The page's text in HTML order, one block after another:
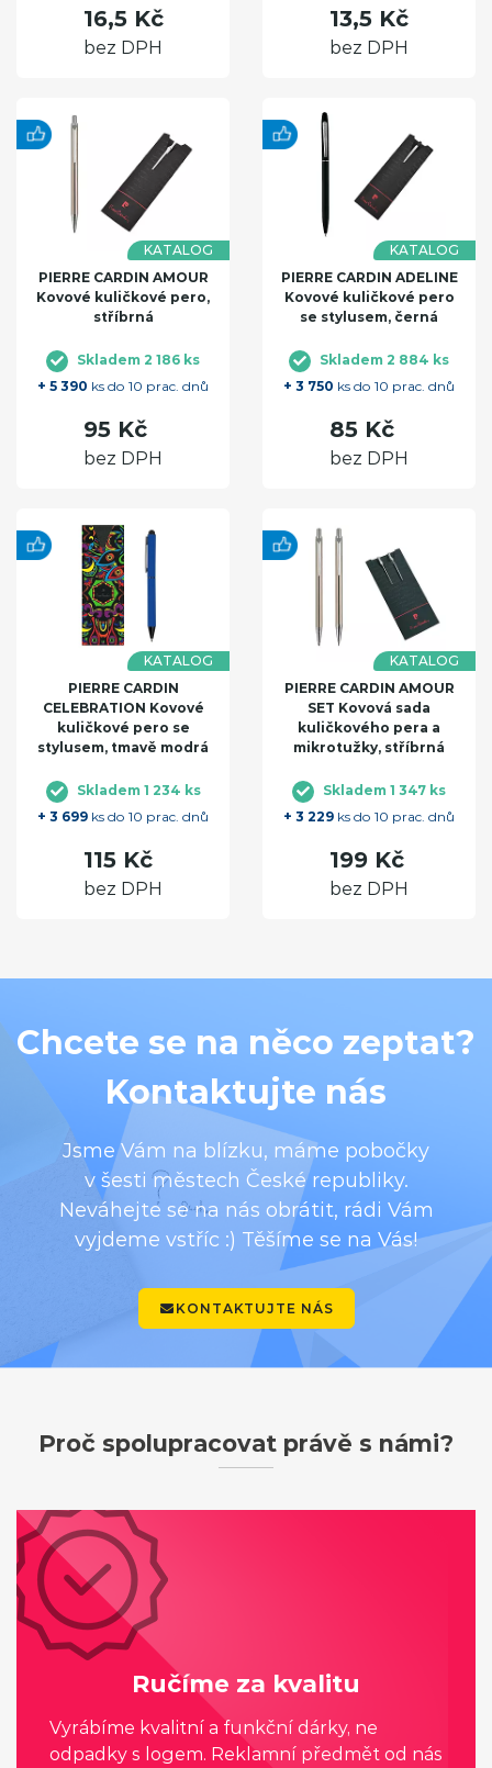
16,5 Kč
bez DPH
13,5 Kč
bez DPH
KATALOG
PIERRE CARDIN AMOUR
Kovové kuličkové pero,
stříbrná
Skladem 2 186 ks
+ 5 390 ks do 10 prac. dnů
95 Kč
bez DPH
KATALOG
PIERRE CARDIN ADELINE
Kovové kuličkové pero
se stylusem, černá
Skladem 2 884 ks
+ 3 750 ks do 10 prac. dnů
85 Kč
bez DPH
KATALOG
PIERRE CARDIN
CELEBRATION Kovové
kuličkové pero se
stylusem, tmavě modrá
Skladem 1 234 ks
+ 3 699 ks do 10 prac. dnů
115 Kč
bez DPH
KATALOG
PIERRE CARDIN AMOUR
SET Kovová sada
kuličkového pera a
mikrotužky, stříbrná
Skladem 1 347 ks
+ 3 229 ks do 10 prac. dnů
199 Kč
bez DPH
Chcete se na něco zeptat?
Kontaktujte nás
Jsme Vám na blízku, máme pobočky
v šesti městech České republiky.
Neváhejte se na nás obrátit, rádi Vám
vyjdeme vstříc :) Těšíme se na Vás!
KONTAKTUJTE NÁS
Proč spolupracovat právě s námi?
Ručíme za kvalitu
Vyrábíme kvalitní a funkční dárky, ne
odpadky s logem. Reklamní předmět od nás